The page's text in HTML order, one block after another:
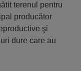
terenul pentru
producător
şi
dure care au